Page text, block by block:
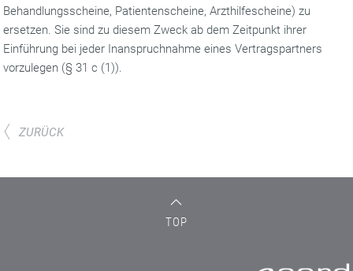
Behandlungsscheine, Patientenscheine, Arzthilfescheine) zu
ersetzen. Sie sind zu diesem Zweck ab dem Zeitpunkt ihrer
Einführung bei jeder Inanspruchnahme eines Vertragspartners
vorzulegen (§ 31 c (1)).
ZURÜCK
TOP